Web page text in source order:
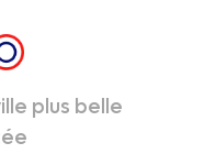
plus belle